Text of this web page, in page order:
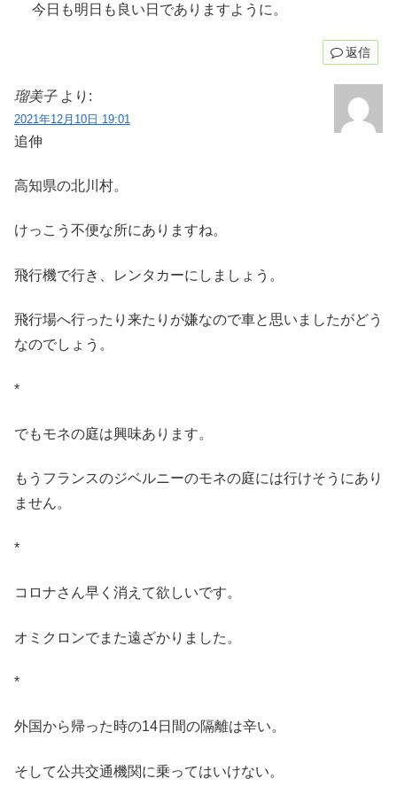
今日も明日も良い日でありますように。
返信
瑠美子 より:
2021年12月10日 19:01
追伸
高知県の北川村。
けっこう不便な所にありますね。
飛行機で行き、レンタカーにしましょう。
飛行場へ行ったり来たりが嫌なので車と思いましたがどう
なのでしょう。
*
でもモネの庭は興味あります。
もうフランスのジベルニーのモネの庭には行けそうにあり
ません。
*
コロナさん早く消えて欲しいです。
オミクロンでまた遠ざかりました。
*
外国から帰った時の14日間の隔離は辛い。
そして公共交通機関に乗ってはいけない。